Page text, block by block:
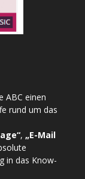
ABC einen
rund um das
, „E-Mail
in das Know-